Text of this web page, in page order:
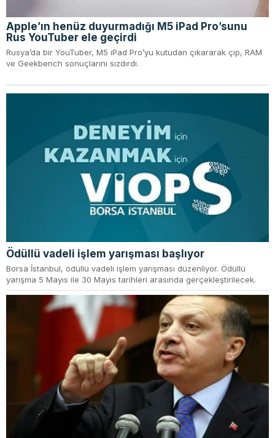
Apple’ın henüz duyurmadığı M5 iPad Pro’sunu
Rus YouTuber ele geçirdi
Rusya’da bir YouTuber, M5 iPad Pro’yu kutudan çıkararak çip, RAM
ve Geekbench sonuçlarını sızdırdı.
Ödüllü vadeli işlem yarışması başlıyor
Borsa İstanbul, ödüllü vadeli işlem yarışması düzenliyor. Ödüllü
yarışma 5 Mayıs ile 30 Mayıs tarihleri arasında gerçekleştirilecek.